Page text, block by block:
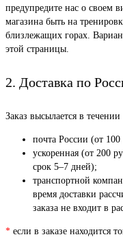
предупредите нас о своем
магазина быть на
близлежащих горах.
этой страницы.
2. Доставка по
Заказ высылается в
почта России (от
ускоренная (от 200
срок 5–7 дней);
транспортной
время доставки
заказа не входит в
* если в заказе находится